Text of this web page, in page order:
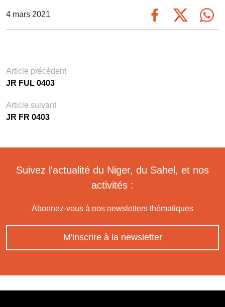
4 mars 2021
Article précédent
JR FUL 0403
Article suivant
JR FR 0403
Suivez l'actualité du Niger, du Sahel, et nos
activités :
Abonnez-vous à nos newsletters thématiques
M'inscrire à la newsletter